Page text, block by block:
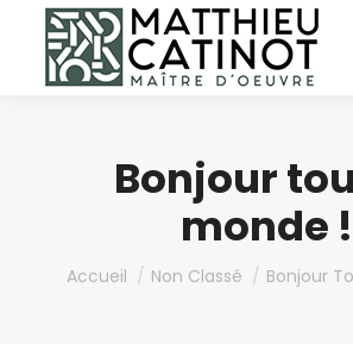
Bonjour
monde !
Vous êtes ici :
Accueil Non Classé Bonjour